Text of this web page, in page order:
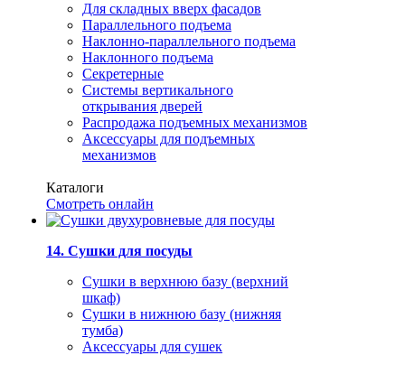
Для складных вверх фасадов
Параллельного подъема
Наклонно-параллельного подъема
Наклонного подъема
Секретерные
Системы вертикального
открывания дверей
Распродажа подъемных механизмов
Аксессуары для подъемных
механизмов
Каталоги
Смотреть онлайн
14. Сушки для посуды
Сушки в верхнюю базу (верхний
шкаф)
Сушки в нижнюю базу (нижняя
тумба)
Аксессуары для сушек